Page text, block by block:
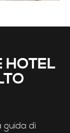
HOTEL
guida di